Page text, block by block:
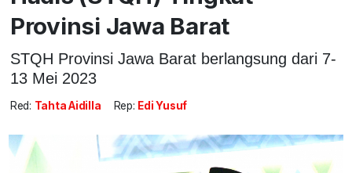
Provinsi Jawa Barat
STQH Provinsi Jawa Barat berlangsung dari 7-
13 Mei 2023
Red: Tahta Aidilla Rep: Edi Yusuf